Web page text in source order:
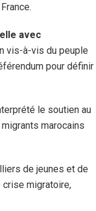
avec
vis-à-vis du peuple
pour définir
le soutien au
marocains
de jeunes et de
migratoire,